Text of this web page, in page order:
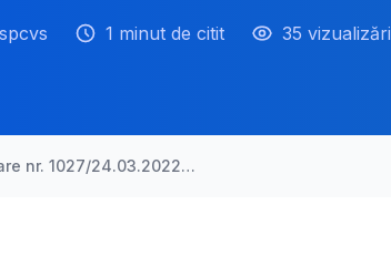
1 minut de citit 35 vizualizări
nr. 1027/24.03.2022…